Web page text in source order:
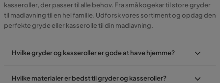
kasseroller, der passer til alle behov. Fra små kogekar til store gryder
til madlavning til en hel familie. Udforsk vores sortiment og opdag den
perfekte gryde eller kasserolle til din madlavning.
Hvilke gryder og kasseroller er gode at have hjemme?
Hvilke materialer er bedst til gryder og kasseroller?